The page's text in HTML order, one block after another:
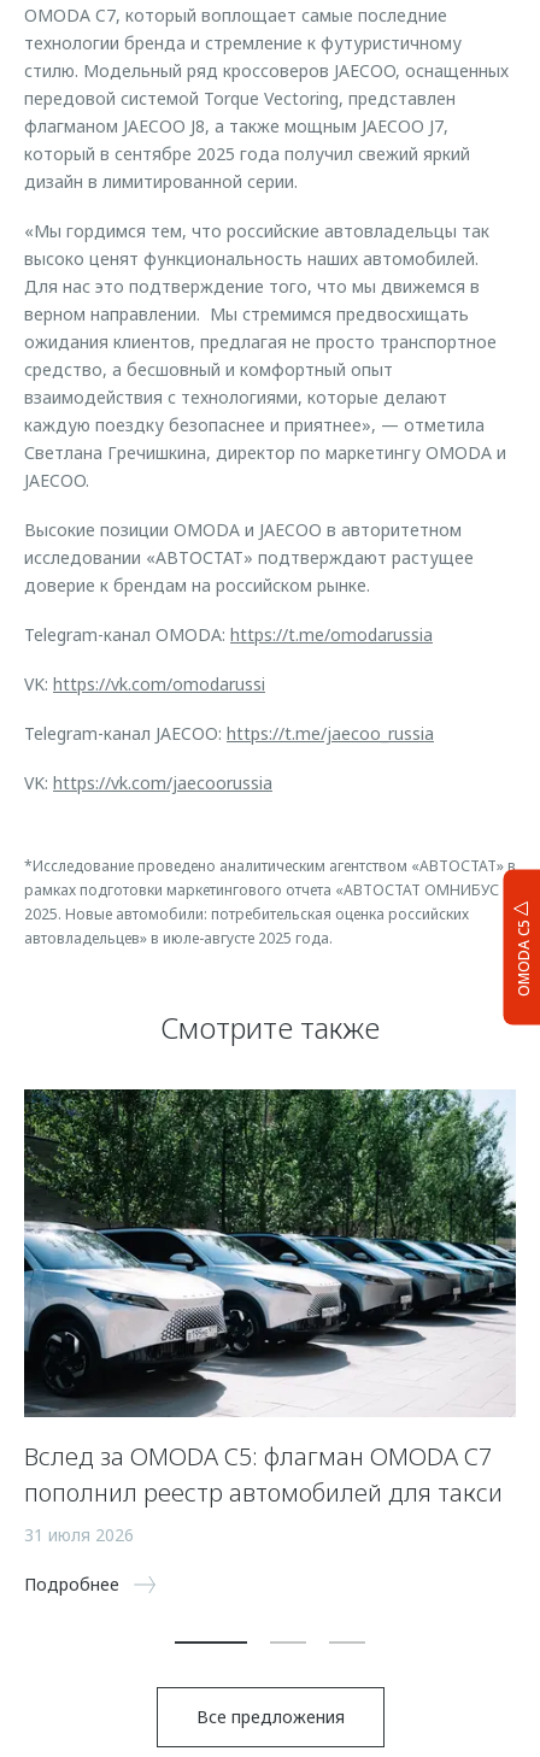
OMODA C5
OMODA C7, который воплощает самые последние
технологии бренда и стремление к футуристичному
стилю. Модельный ряд кроссоверов JAECOO, оснащенных
передовой системой Torque Vectoring, представлен
флагманом JAECOO J8, а также мощным JAECOO J7,
который в сентябре 2025 года получил свежий яркий
дизайн в лимитированной серии.
«Мы гордимся тем, что российские автовладельцы так
высоко ценят функциональность наших автомобилей.
Для нас это подтверждение того, что мы движемся в
верном направлении. Мы стремимся предвосхищать
ожидания клиентов, предлагая не просто транспортное
средство, а бесшовный и комфортный опыт
взаимодействия с технологиями, которые делают
каждую поездку безопаснее и приятнее», — отметила
Светлана Гречишкина, директор по маркетингу OMODA и
JAECOO.
Высокие позиции OMODA и JAECOO в авторитетном
исследовании «АВТОСТАТ» подтверждают растущее
доверие к брендам на российском рынке.
Telegram-канал OMODA: https://t.me/omodarussia
VK: https://vk.com/omodarussi
Telegram-канал JAECOO: https://t.me/jaecoo_russia
VK: https://vk.com/jaecoorussia
*Исследование проведено аналитическим агентством «АВТОСТАТ» в
рамках подготовки маркетингового отчета «АВТОСТАТ ОМНИБУС
2025. Новые автомобили: потребительская оценка российских
автовладельцев» в июле-августе 2025 года.
Смотрите также
Вслед за OMODA C5: флагман OMODA C7
пополнил реестр автомобилей для такси
31 июля 2026
Подробнее
Все предложения